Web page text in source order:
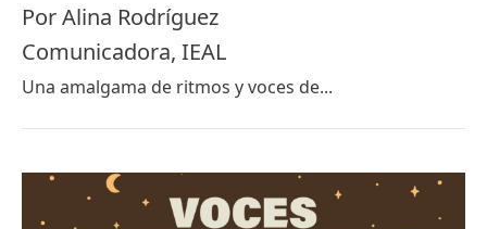
Por Alina Rodríguez
Comunicadora, IEAL
Una amalgama de ritmos y voces de...